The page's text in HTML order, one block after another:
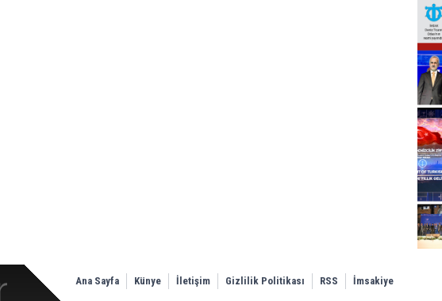
Ana Sayfa Künye İletişim Gizlilik Politikası RSS İmsakiye